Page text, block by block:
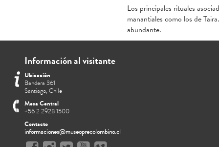
Los principales rituales
manantiales como los de
abundante.
Información al visitante
Ubicación
Bandera 361
Santiago, Chile
Mesa Central
+56 2 2928 1500
Contacto
informaciones@museoprecolombino.cl